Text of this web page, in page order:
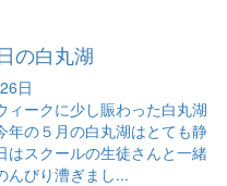
の白丸湖
日
ィークに少し賑わった白丸湖
年の５月の白丸湖はとても静
はスクールの生徒さんと一緒
んびり漕ぎまし...